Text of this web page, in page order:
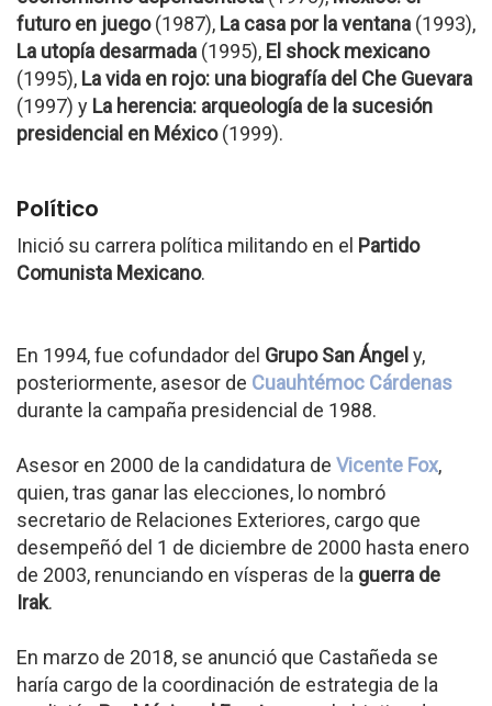
futuro en juego(1987), La casa por la ventana (1993),
La utopía desarmada (1995), El shock mexicano
(1995), La vida en rojo: una biografía del Che Guevara
(1997) y La herencia: arqueología de la sucesión
presidencial en México(1999).
Político
Inició su carrera política militando en el Partido
Comunista Mexicano.
En 1994, fue cofundador del Grupo San Ángel y,
posteriormente, asesor de Cuauhtémoc Cárdenas
durante la campaña presidencial de 1988.
Asesor en 2000 de la candidatura de Vicente Fox,
quien, tras ganar las elecciones, lo nombró
secretario de Relaciones Exteriores, cargo que
desempeñó del 1 de diciembre de 2000 hasta enero
de 2003, renunciando en vísperas de la guerra de
Irak.
En marzo de 2018, se anunció que Castañeda se
haría cargo de la coordinación de estrategia de la